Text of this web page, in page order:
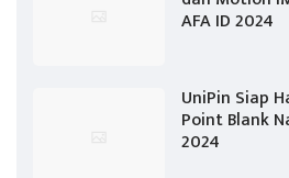
AFA ID 2024
UniPin Siap
Point Blank
2024